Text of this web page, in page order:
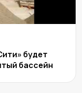
будет
бассейн